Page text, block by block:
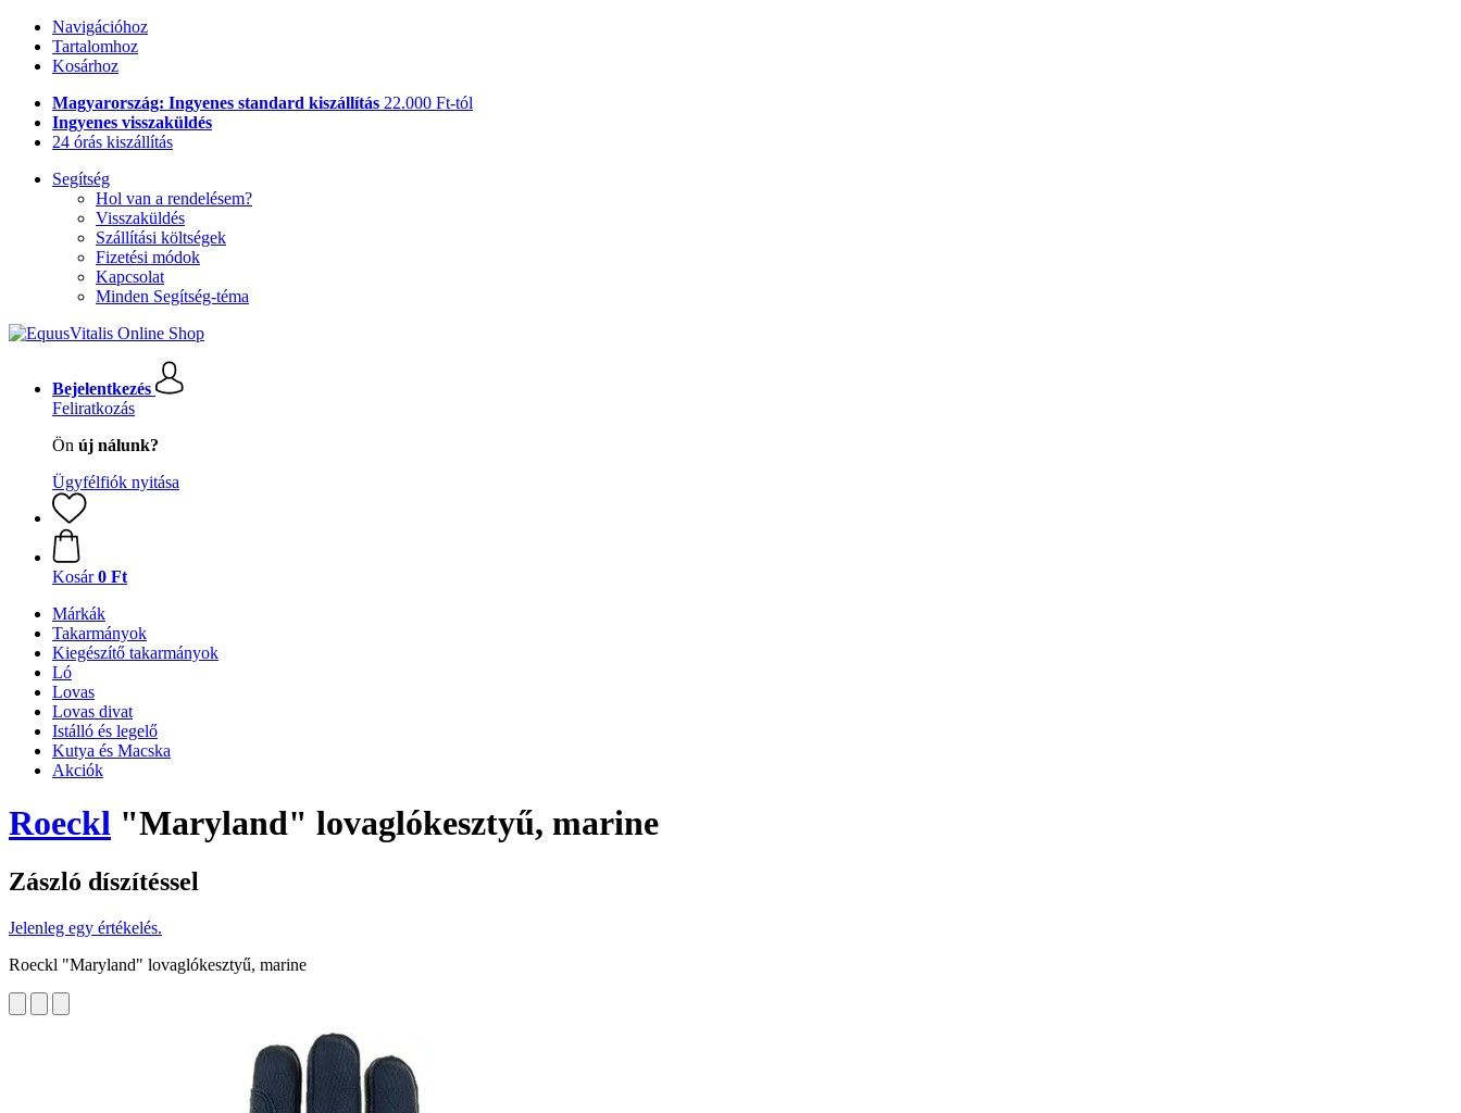
Navigációhoz
Tartalomhoz
Kosárhoz
Magyarország: Ingyenes standard kiszállítás 22.000 Ft-tól
Ingyenes visszaküldés
24 órás kiszállítás
Segítség
Hol van a rendelésem?
Visszaküldés
Szállítási költségek
Fizetési módok
Kapcsolat
Minden Segítség-téma
Bejelentkezés
Feliratkozás
Ön új nálunk?
Ügyfélfiók nyitása
Kosár 0 Ft
Márkák
Takarmányok
Kiegészítő takarmányok
Ló
Lovas
Lovas divat
Istálló és legelő
Kutya és Macska
Akciók
Roeckl "Maryland" lovaglókesztyű, marine
Zászló díszítéssel
Jelenleg egy értékelés.
Roeckl "Maryland" lovaglókesztyű, marine